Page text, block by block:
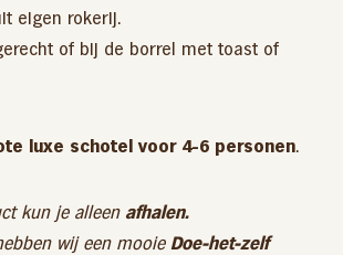
eigen rokerij.
of bij de borrel met toast of
luxe schotel voor 4-6 personen.
kun je alleenafhalen.
wij een mooie Doe-het-zelf